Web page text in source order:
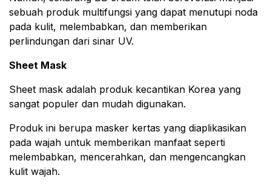
sebuah produk multifungsi yang dapat menutupi noda
pada kulit, melembabkan, dan memberikan
perlindungan dari sinar UV.
Sheet Mask
Sheet mask adalah produk kecantikan Korea yang
sangat populer dan mudah digunakan.
Produk ini berupa masker kertas yang diaplikasikan
pada wajah untuk memberikan manfaat seperti
melembabkan, mencerahkan, dan mengencangkan
kulit wajah.